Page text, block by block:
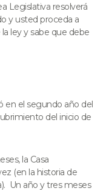
Legislativa resolverá
y usted proceda a
ley y sabe que debe
en el segundo año del
del inicio de
la Casa
(en la historia de
Un año y tres meses